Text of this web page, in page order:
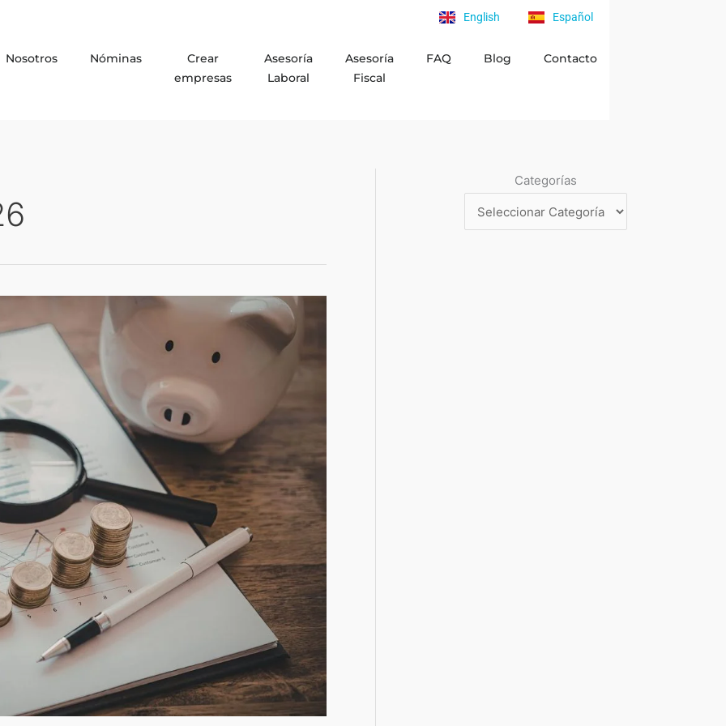
English Español
Nosotros Nóminas
Crear
empresas
Asesoría
Laboral
Asesoría
Fiscal
FAQ Blog Contacto
Categorías